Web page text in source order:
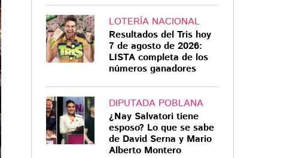
LOTERÍA NACIONAL
Resultados del Tris hoy
7 de agosto de 2026:
LISTA completa de los
números ganadores
DIPUTADA POBLANA
¿Nay Salvatori tiene
esposo? Lo que se sabe
de David Serna y Mario
Alberto Montero